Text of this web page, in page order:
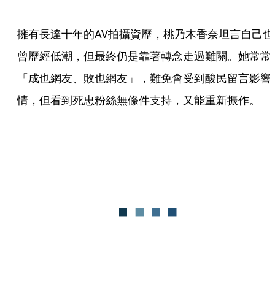
擁有長達十年的AV拍攝資歷，桃乃木香奈坦言自己也
曾歷經低潮，但最終仍是靠著轉念走過難關。她常常
「成也網友、敗也網友」，難免會受到酸民留言影響
情，但看到死忠粉絲無條件支持，又能重新振作。